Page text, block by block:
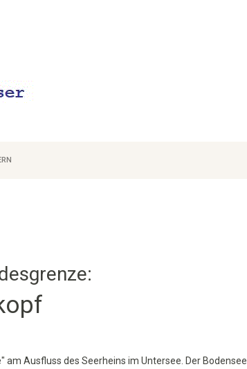
am Ausfluss des Seerheins im Untersee. Der Bodensee